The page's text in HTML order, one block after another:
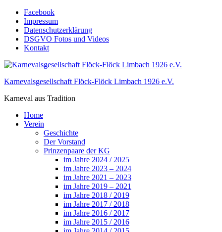
Skip
content
Facebook
Impressum
Datenschutzerklärung
DSGVO Fotos und Videos
Kontakt
Karnevalsgesellschaft Flöck-Flöck Limbach 1926 e.V.
Karneval aus Tradition
Home
Verein
Geschichte
Der Vorstand
Prinzenpaare der KG
im Jahre 2024 / 2025
im Jahre 2023 – 2024
im Jahre 2021 – 2023
im Jahre 2019 – 2021
im Jahre 2018 / 2019
im Jahre 2017 / 2018
im Jahre 2016 / 2017
im Jahre 2015 / 2016